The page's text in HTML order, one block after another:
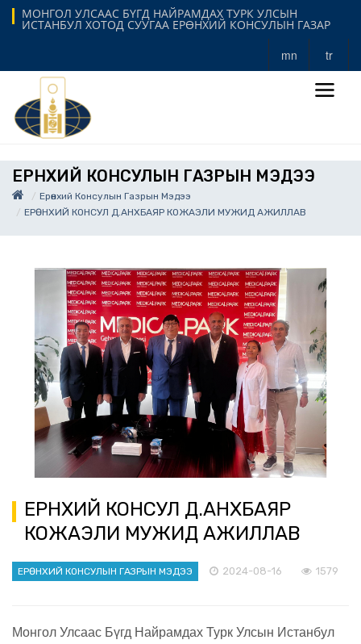
МОНГОЛ УЛСААС БҮГД НАЙРАМДАХ ТУРК УЛСЫН
ИСТАНБУЛ ХОТОД СУУГАА ЕРӨНХИЙ КОНСУЛЫН ГАЗАР
mn tr
ЕРӨНХИЙ КОНСУЛЫН ГАЗРЫН МЭДЭЭ
Ерөнхий Консулын Газрын Мэдээ
ЕРӨНХИЙ КОНСУЛ Д.АНХБАЯР КОЖАЭЛИ МУЖИД АЖИЛЛАВ
ЕРӨНХИЙ КОНСУЛ Д.АНХБАЯР
КОЖАЭЛИ МУЖИД АЖИЛЛАВ
ЕРӨНХИЙ КОНСУЛЫН ГАЗРЫН МЭДЭЭ 2024-08-16 1579
Монгол Улсаас Бүгд Найрамдах Турк Улсын Истанбул